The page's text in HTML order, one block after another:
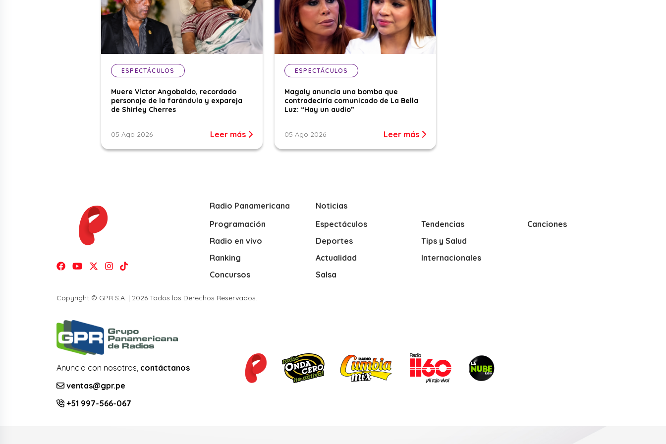
ESPECTÁCULOS
Muere Víctor Angobaldo, recordado
personaje de la farándula y expareja
de Shirley Cherres
05 Ago 2026 Leer más
ESPECTÁCULOS
Magaly anuncia una bomba que
contradeciría comunicado de La Bella
Luz: “Hay un audio”
05 Ago 2026 Leer más
Radio Panamericana
Programación
Radio en vivo
Ranking
Concursos
Noticias
Espectáculos
Deportes
Actualidad
Salsa
Tendencias
Tips y Salud
Internacionales
Canciones
Copyright © GPR S.A. | 2026 Todos los Derechos Reservados.
Anuncia con nosotros, contáctanos
ventas@gpr.pe
+51 997-566-067